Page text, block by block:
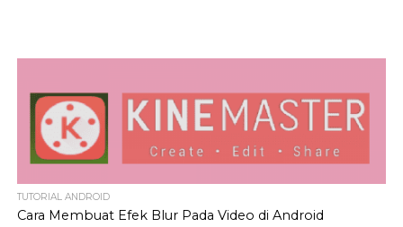
TUTORIAL ANDROID
Cara Membuat Efek Blur Pada Video di Android